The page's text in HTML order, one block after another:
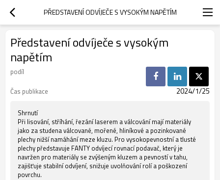
PŘEDSTAVENÍ ODVÍJEČE S VYSOKÝM NAPĚTÍM
Představení odvíječe s vysokým
napětím
podíl
Čas publikace
2024/1/25
Shrnutí
Při lisování, stříhání, řezání laserem a válcování mají materiály
jako za studena válcované, mořené, hliníkové a pozinkované
plechy nižší namáhání meze kluzu. Pro vysokopevnostní a tlusté
plechy představuje FANTY odvíjecí rovnací podavač, který je
navržen pro materiály se zvýšeným kluzem a pevností v tahu,
zajišťuje stabilní odvíjení, snižuje uvolňování rolí a poškození
povrchu.